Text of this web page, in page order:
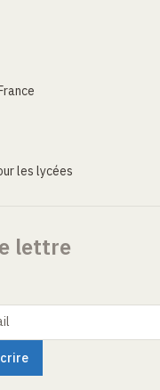
les lycées
lettre